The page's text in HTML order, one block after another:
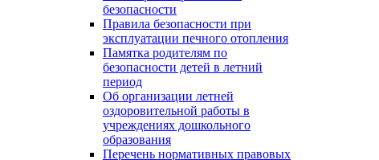
безопасности
Правила безопасности при
эксплуатации печного отопления
Памятка родителям по
безопасности детей в летний
период
Об организации летней
оздоровительной работы в
учреждениях дошкольного
образования
Перечень нормативных правовых